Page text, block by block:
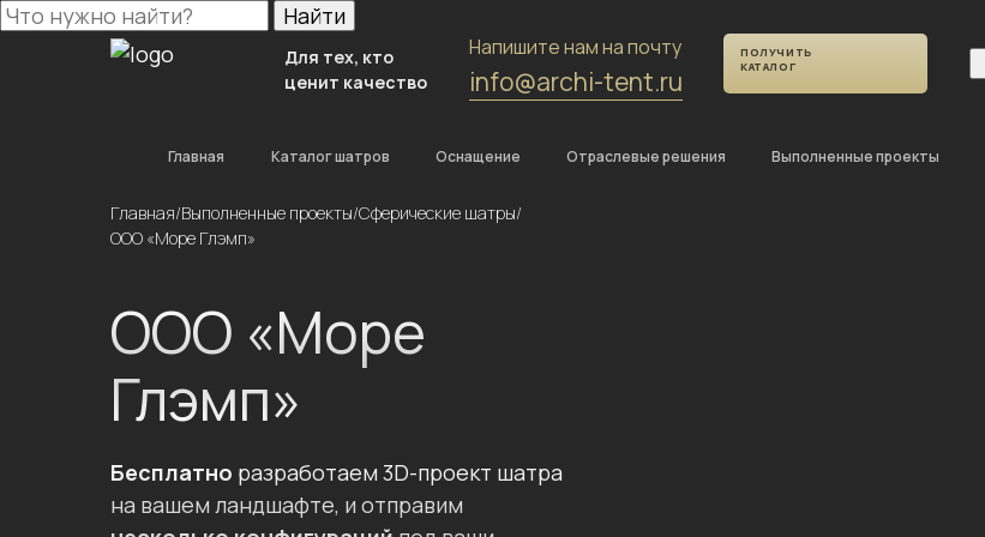
Для тех, кто
ценит качество
Напишите нам на почту
info@archi-tent.ru
ПОЛУЧИТЬ
КАТАЛОГ
Главная Каталог шатров Оснащение Отраслевые решения Выполненные проекты
Найти
Главная/Выполненные проекты/Сферические шатры/
ООО «Море Глэмп»
ООО «Море
Глэмп»
Бесплатно разработаем 3D-проект шатра
на вашем ландшафте, и отправим